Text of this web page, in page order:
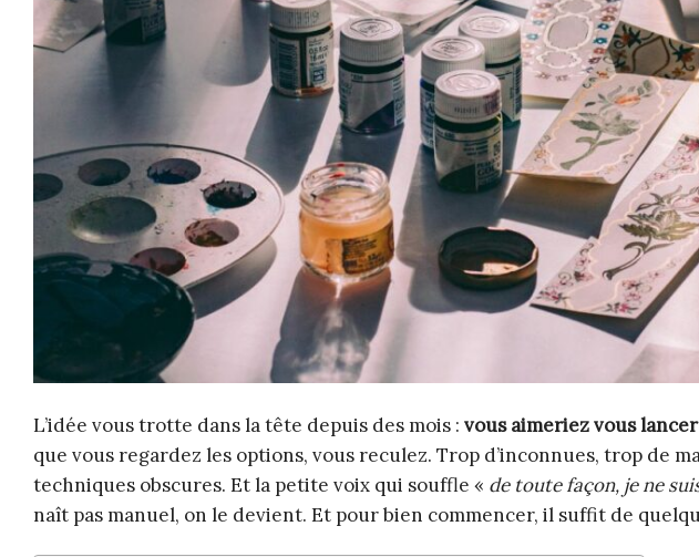
L’idée vous trotte dans la tête depuis des mois : vous aimeriez vous
que vous regardez les options, vous reculez. Trop d’inconnues, trop de
techniques obscures. Et la petite voix qui souffle « de toute façon, je ne
naît pas manuel, on le devient. Et pour bien commencer, il suffit de